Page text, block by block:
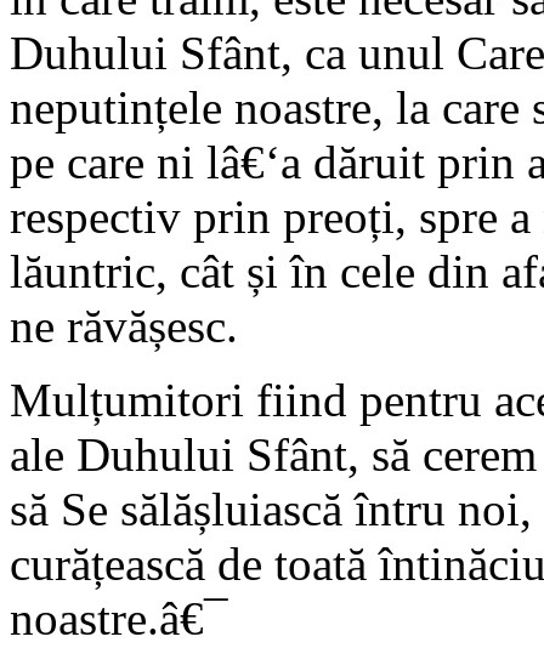
Duhului Sfânt, ca unul
neputințele noastre, la care
pe care ni lâ€‘a dăruit prin
respectiv prin preoți, spre
lăuntric, cât și în cele din
ne răvășesc.
Mulțumitori fiind pentru
ale Duhului Sfânt, să
să Se sălășluiască întru
curățească de toată
noastre.â€¯